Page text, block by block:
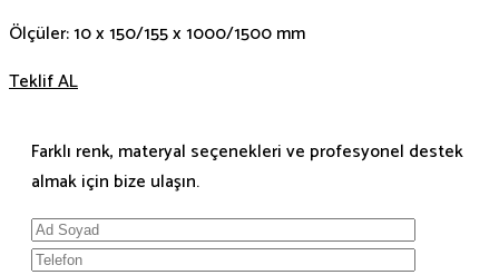
Ölçüler: 10 x 150/155 x 1000/1500 mm
Teklif AL
Farklı renk, materyal seçenekleri ve profesyonel destek
almak için bize ulaşın.